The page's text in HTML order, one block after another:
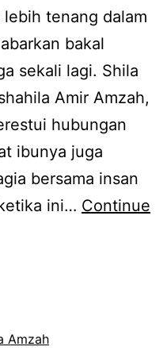
tenang dalam
bakal
sekali lagi. Shila
Amir Amzah,
hubungan
ibunya juga
bersama insan
ini… Continue
Amzah